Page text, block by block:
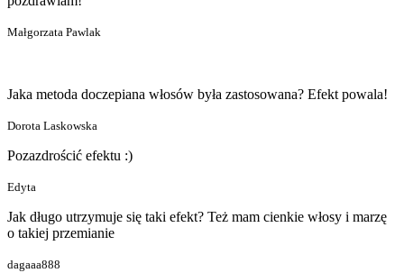
Małgorzata Pawlak
Jaka metoda doczepiana włosów była zastosowana? Efekt powala!
Dorota Laskowska
Pozazdrościć efektu :)
Edyta
Jak długo utrzymuje się taki efekt? Też mam cienkie włosy i marzę
o takiej przemianie
dagaaa888